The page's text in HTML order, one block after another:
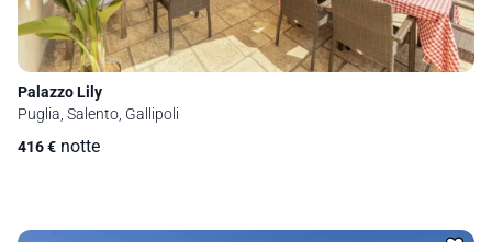
Palazzo Lily
Puglia, Salento, Gallipoli
416€ notte